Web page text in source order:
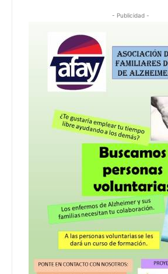
- Publicidad -